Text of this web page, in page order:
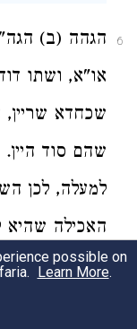
6
הגהה (ב)
או"א, ושתו
שכחדא שריין,
שהם סוד
למעלה, לכן
האכילה
והנה ביום
גדולה, אנו
possible on
Learn More.